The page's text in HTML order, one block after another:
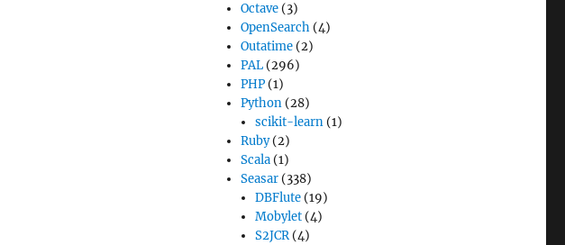
Octave (3)
OpenSearch (4)
Outatime (2)
PAL (296)
PHP (1)
Python (28)
scikit-learn (1)
Ruby(2)
Scala (1)
Seasar (338)
DBFlute (19)
Mobylet (4)
S2JCR(4)